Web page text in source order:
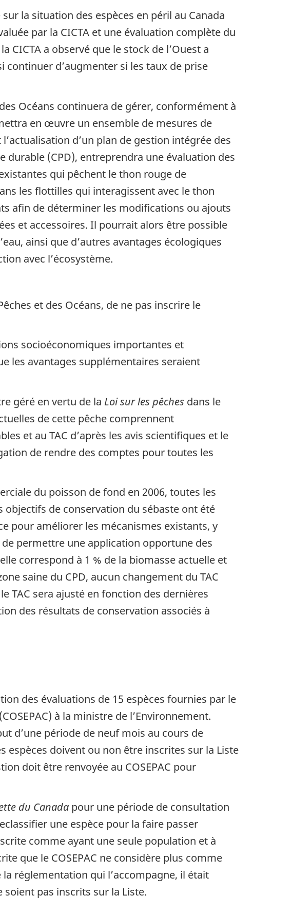
la situation des espèces en péril au Canada
par la CICTA et une évaluation complète du
CICTA a observé que le stock de l’Ouest a
continuer d’augmenter si les taux de prise
Océans continuera de gérer, conformément à
en œuvre un ensemble de mesures de
d’un plan de gestion intégrée des
durable (CPD), entreprendra une évaluation des
qui pêchent le thon rouge de
les flottilles qui interagissent avec le thon
afin de déterminer les modifications ou ajouts
et accessoires. Il pourrait alors être possible
ainsi que d’autres avantages écologiques
avec l’écosystème.
et des Océans, de ne pas inscrire le
socioéconomiques importantes et
les avantages supplémentaires seraient
géré en vertu de la Loi sur les pêches dans le
de cette pêche comprennent
et au TAC d’après les avis scientifiques et le
de rendre des comptes pour toutes les
du poisson de fond en 2006, toutes les
objectifs de conservation du sébaste ont été
pour améliorer les mécanismes existants, y
permettre une application opportune des
correspond à 1 % de la biomasse actuelle et
saine du CPD, aucun changement du TAC
TAC sera ajusté en fonction des dernières
des résultats de conservation associés à
des évaluations de 15 espèces fournies par le
(COSEPAC) à la ministre de l’Environnement.
d’une période de neuf mois au cours de
espèces doivent ou non être inscrites sur la Liste
doit être renvoyée au COSEPAC pour
du Canada pour une période de consultation
une espèce pour la faire passer
comme ayant une seule population et à
que le COSEPAC ne considère plus comme
réglementation qui l’accompagne, il était
pas inscrits sur la Liste.